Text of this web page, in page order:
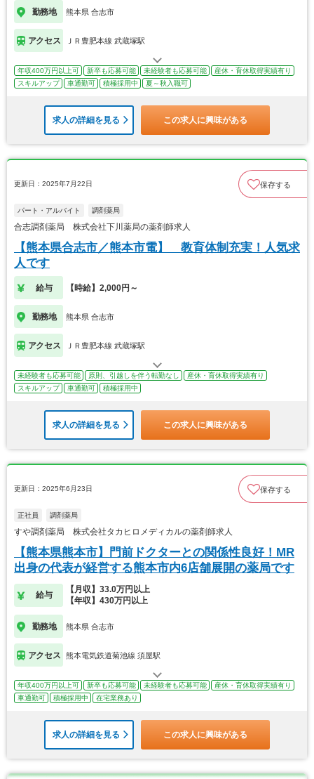
勤務地 熊本県 合志市
アクセス ＪＲ豊肥本線 武蔵塚駅
年収400万円以上可 新卒も応募可能 未経験者も応募可能
産休・育休取得実績有り
スキルアップ
車通勤可 積極採用中 夏～秋入職可
求人の詳細を見る この求人に興味がある
更新日：2025年7月22日 保存する
パート・アルバイト 調剤薬局
合志調剤薬局 株式会社下川薬局の薬剤師求人
【熊本県合志市／熊本市電】 教育体制充実！人気求
人です
給与 【時給】2,000円～
勤務地 熊本県 合志市
アクセス ＪＲ豊肥本線 武蔵塚駅
未経験者も応募可能 原則、引越しを伴う転勤なし
産休・育休取得実績有り
スキルアップ
車通勤可 積極採用中
求人の詳細を見る この求人に興味がある
更新日：2025年6月23日 保存する
正社員 調剤薬局
すや調剤薬局 株式会社タカヒロメディカルの薬剤師求人
【熊本県熊本市】門前ドクターとの関係性良好！MR
出身の代表が経営する熊本市内6店舗展開の薬局です
給与
【月収】33.0万円以上
【年収】430万円以上
勤務地 熊本県 合志市
アクセス 熊本電気鉄道菊池線 須屋駅
年収400万円以上可 新卒も応募可能 未経験者も応募可能
産休・育休取得実績有り
車通勤可
積極採用中 在宅業務あり
求人の詳細を見る この求人に興味がある